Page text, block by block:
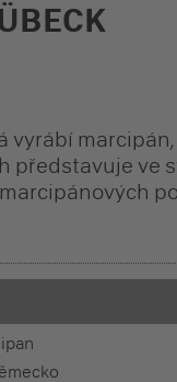
vyrábí
představuje ve